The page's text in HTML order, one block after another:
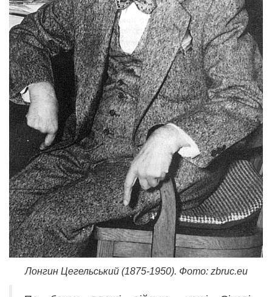
Лонгин Цегельський (1875-1950). Фото: zbruc.eu